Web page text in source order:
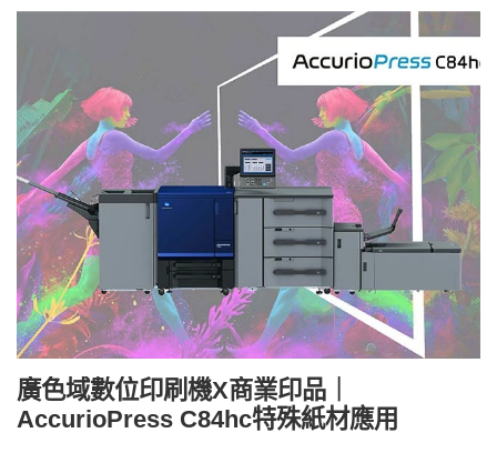
廣色域數位印刷機X商業印品｜
AccurioPress C84hc特殊紙材應用